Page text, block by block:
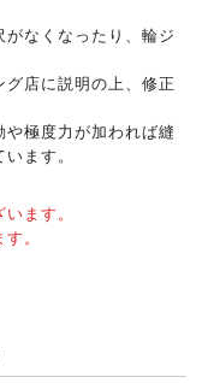
がなくなったり、輪ジ
グ店に説明の上、修正
や極度力が加われば縫
ます。
ます。
。